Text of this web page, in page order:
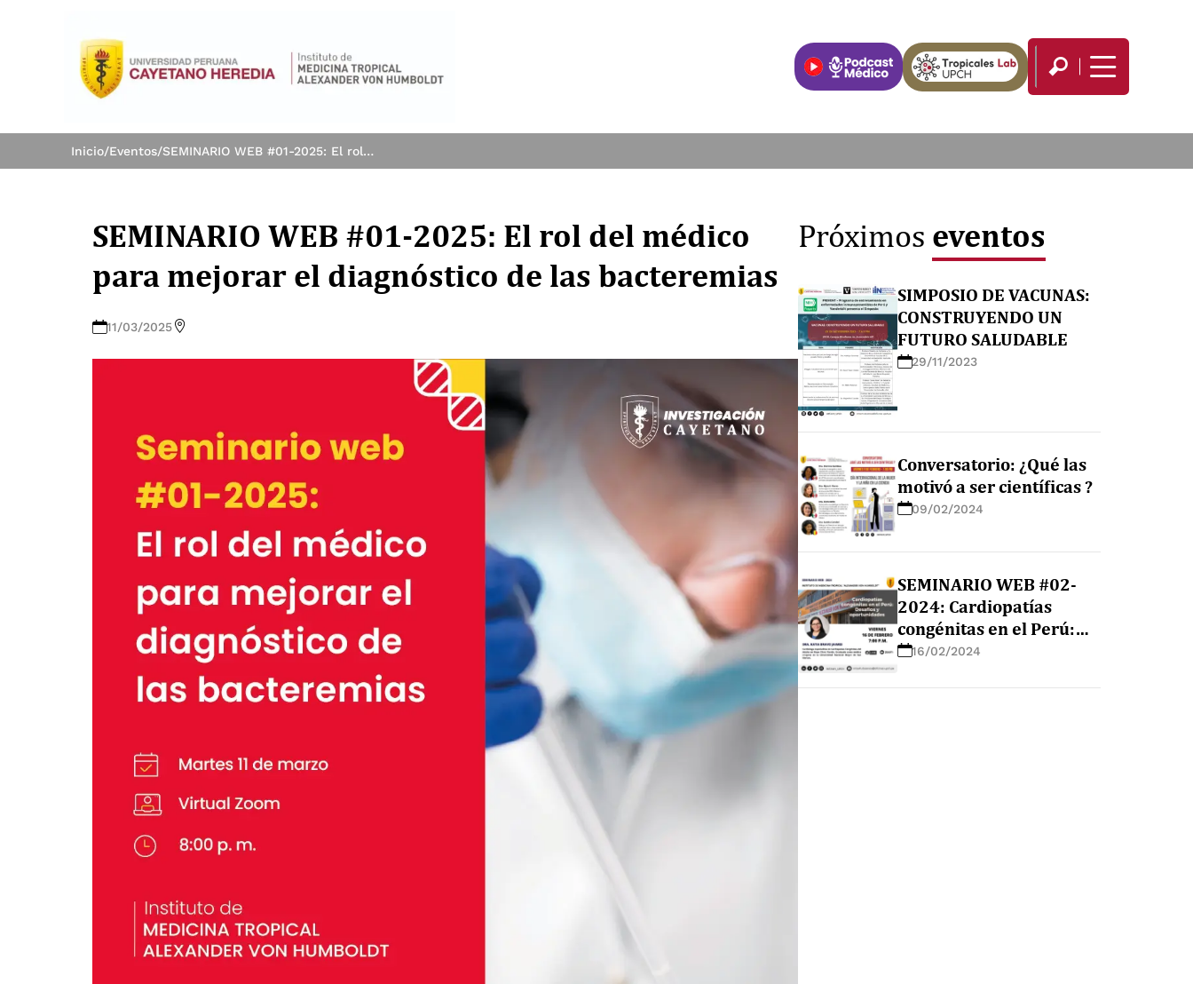
Inicio/Eventos/ SEMINARIO WEB #01-2025: El rol del médico para mejorar el diagnóstico de las bacteremias
SEMINARIO WEB #01-2025: El rol del médico
para mejorar el diagnóstico de las bacteremias
11/03/2025
Próximos eventos
SIMPOSIO DE VACUNAS:
CONSTRUYENDO UN
FUTURO SALUDABLE
29/11/2023
Conversatorio: ¿Qué las
motivó a ser científicas ?
09/02/2024
SEMINARIO WEB #02-
2024: Cardiopatías
congénitas en el Perú:
Desafíos y
16/02/2024